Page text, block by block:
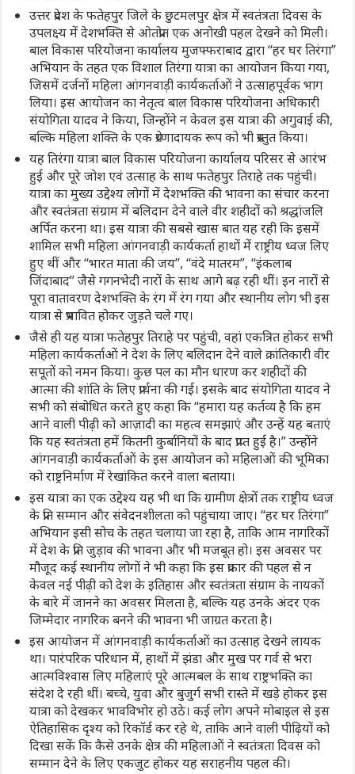
उत्तर प्रदेश के फतेहपुर जिले के छुटमलपुर क्षेत्र में स्वतंत्रता दिवस के
उपलक्ष्य में देशभक्ति से ओतप्रोत एक अनोखी पहल देखने को मिली।
बाल विकास परियोजना कार्यालय मुजफ्फराबाद द्वारा “हर घर तिरंगा”
अभियान के तहत एक विशाल तिरंगा यात्रा का आयोजन किया गया,
जिसमें दर्जनों महिला आंगनवाड़ी कार्यकर्ताओं ने उत्साहपूर्वक भाग
लिया। इस आयोजन का नेतृत्व बाल विकास परियोजना अधिकारी
संयोगिता यादव ने किया, जिन्होंने न केवल इस यात्रा की अगुवाई की,
बल्कि महिला शक्ति के एक प्रेरणादायक रूप को भी प्रस्तुत किया।
यह तिरंगा यात्रा बाल विकास परियोजना कार्यालय परिसर से आरंभ
हुई और पूरे जोश एवं उत्साह के साथ फतेहपुर तिराहे तक पहुंची।
यात्रा का मुख्य उद्देश्य लोगों में देशभक्ति की भावना का संचार करना
और स्वतंत्रता संग्राम में बलिदान देने वाले वीर शहीदों को श्रद्धांजलि
अर्पित करना था। इस यात्रा की सबसे खास बात यह रही कि इसमें
शामिल सभी महिला आंगनवाड़ी कार्यकर्ता हाथों में राष्ट्रीय ध्वज लिए
हुए थीं और “भारत माता की जय”, “वंदे मातरम”, “इंकलाब
जिंदाबाद” जैसे गगनभेदी नारों के साथ आगे बढ़ रही थीं। इन नारों से
पूरा वातावरण देशभक्ति के रंग में रंग गया और स्थानीय लोग भी इस
यात्रा से प्रभावित होकर जुड़ते चले गए।
जैसे ही यह यात्रा फतेहपुर तिराहे पर पहुंची, वहां एकत्रित होकर सभी
महिला कार्यकर्ताओं ने देश के लिए बलिदान देने वाले क्रांतिकारी वीर
सपूतों को नमन किया। कुछ पल का मौन धारण कर शहीदों की
आत्मा की शांति के लिए प्रार्थना की गई। इसके बाद संयोगिता यादव ने
सभी को संबोधित करते हुए कहा कि “हमारा यह कर्तव्य है कि हम
आने वाली पीढ़ी को आज़ादी का महत्व समझाएं और उन्हें यह बताएं
कि यह स्वतंत्रता हमें कितनी कुर्बानियों के बाद प्राप्त हुई है।” उन्होंने
आंगनवाड़ी कार्यकर्ताओं के इस आयोजन को महिलाओं की भूमिका
को राष्ट्रनिर्माण में रेखांकित करने वाला बताया।
इस यात्रा का एक उद्देश्य यह भी था कि ग्रामीण क्षेत्रों तक राष्ट्रीय ध्वज
के प्रति सम्मान और संवेदनशीलता को पहुंचाया जाए। “हर घर तिरंगा”
अभियान इसी सोच के तहत चलाया जा रहा है, ताकि आम नागरिकों
में देश के प्रति जुड़ाव की भावना और भी मजबूत हो। इस अवसर पर
मौजूद कई स्थानीय लोगों ने भी कहा कि इस प्रकार की पहल से न
केवल नई पीढ़ी को देश के इतिहास और स्वतंत्रता संग्राम के नायकों
के बारे में जानने का अवसर मिलता है, बल्कि यह उनके अंदर एक
जिम्मेदार नागरिक बनने की भावना भी जाग्रत करता है।
इस आयोजन में आंगनवाड़ी कार्यकर्ताओं का उत्साह देखने लायक
था। पारंपरिक परिधान में, हाथों में झंडा और मुख पर गर्व से भरा
आत्मविश्वास लिए महिलाएं पूरे आत्मबल के साथ राष्ट्रभक्ति का
संदेश दे रही थीं। बच्चे, युवा और बुजुर्ग सभी रास्ते में खड़े होकर इस
यात्रा को देखकर भावविभोर हो उठे। कई लोग अपने मोबाइल से इस
ऐतिहासिक दृश्य को रिकॉर्ड कर रहे थे, ताकि आने वाली पीढ़ियों को
दिखा सकें कि कैसे उनके क्षेत्र की महिलाओं ने स्वतंत्रता दिवस को
सम्मान देने के लिए एकजुट होकर यह सराहनीय पहल की।